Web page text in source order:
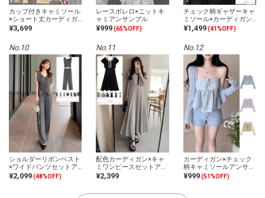
カップ付きキャミソール
×ショート丈カーディガ
ン×パンツセットアップ
¥3,699
レースボレロ×ニットキ
ャミアンサンブル
¥999 (65%OFF)
チェック柄ギャザーキャ
ミソール×カーディガン
アンサンブル
¥1,499 (41%OFF)
No.10
ショルダーリボンベスト
×ワイドパンツセットア
ップ
¥2,099(48%OFF)
No.11
配色カーディガン×キャ
ミワンピースセットアッ
プ
¥2,399
No.12
カーディガン×チェック
柄キャミソールアンサン
ブル
¥999 (51%OFF)